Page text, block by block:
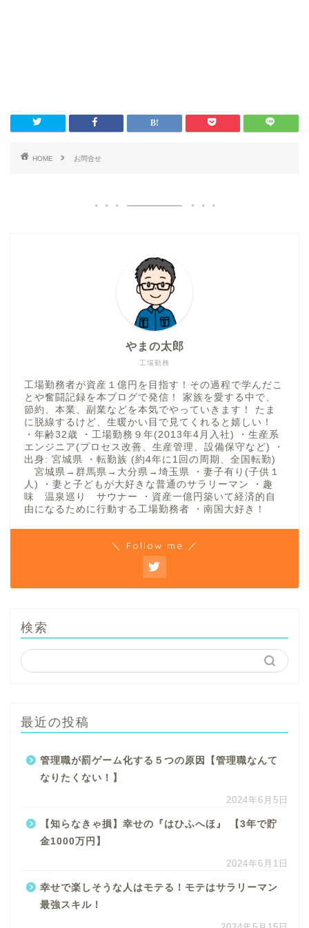
HOME お問合せ
工場勤務
やまの太郎
工場勤務者が資産１億円を目指す！その過程で学んだこ
とや奮闘記録を本ブログで発信！ 家族を愛する中で、
節約、本業、副業などを本気でやっていきます！ たま
に脱線するけど、生暖かい目で見てくれると嬉しい！
・年齢32歳 ・工場勤務９年(2013年4月入社) ・生産系
エンジニア(プロセス改善、生産管理、設備保守など) ・
出身: 宮城県 ・転勤族 (約4年に1回の周期、全国転勤)
宮城県→群馬県→大分県→埼玉県 ・妻子有り(子供１
人) ・妻と子どもが大好きな普通のサラリーマン ・趣
味 温泉巡り サウナー ・資産一億円築いて経済的自
由になるために行動する工場勤務者 ・南国大好き！
＼ Follow me ／
検索
最近の投稿
管理職が罰ゲーム化する５つの原因【管理職なんて
なりたくない！】
2024年6月5日
【知らなきゃ損】幸せの『はひふへほ』 【3年で貯
金1000万円】
2024年6月1日
幸せで楽しそうな人はモテる！モテはサラリーマン
最強スキル！